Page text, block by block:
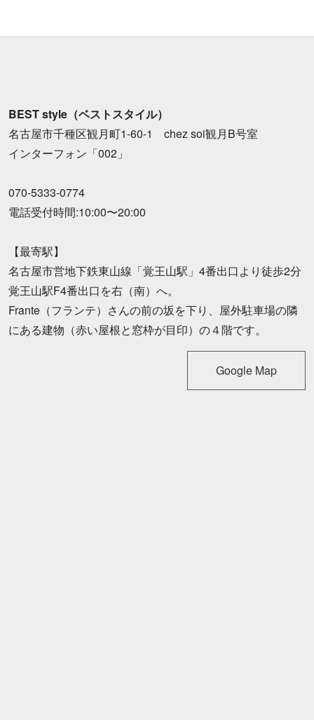
BEST style（ベストスタイル）
名古屋市千種区観月町1-60-1 chez soi観月B号室
インターフォン「002」
070-5333-0774
電話受付時間:10:00〜20:00
【最寄駅】
名古屋市営地下鉄東山線「覚王山駅」4番出口より徒歩2分
覚王山駅F4番出口を右（南）へ。
Frante（フランテ）さんの前の坂を下り、屋外駐車場の隣
にある建物（赤い屋根と窓枠が目印）の４階です。
Google Map